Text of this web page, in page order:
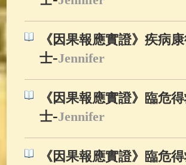
《因果報應實證》疾病
士-Jennifer
《因果報應實證》臨危
士-Jennifer
《因果報應實證》臨危